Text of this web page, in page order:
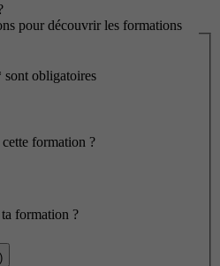
pour découvrir les formations
sont obligatoires
formation ?
formation ?
)